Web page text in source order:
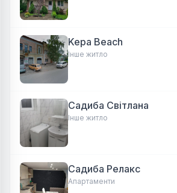
Kepa Beach
Інше житло
Садиба Світлана
Інше житло
Садиба Релакс
Апартаменти